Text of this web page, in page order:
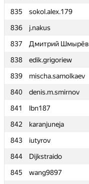
835
sokol.alex.179
836
j.nakus
837
Дмитрий Шмырёв
838
edik.grigoriew
839
mischa.samolkaev
840
denis.m.smirnov
841
lbn187
842
karanjuneja
843
iutyrov
844
Dijkstraido
845
wang9897
835
sokol.alex.179
836
j.nakus
837
Дмитрий Шмырёв
838
edik.grigoriew
839
mischa.samolkaev
840
denis.m.smirnov
841
lbn187
842
karanjuneja
843
iutyrov
844
Dijkstraido
845
wang9897